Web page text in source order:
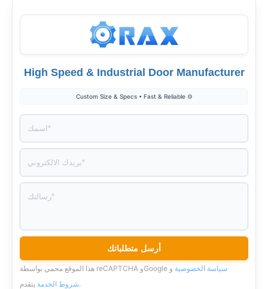
High Speed & Industrial Door Manufacturer
⚙️ Custom Size & Specs • Fast & Reliable
هذا الموقع محمي بواسطة reCAPTCHA وGoogle سياسة الخصوصية و
شروط الخدمة يتقدم .